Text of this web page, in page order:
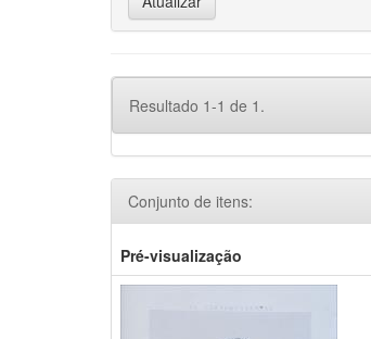
Resultado 1-1 de 1.
Conjunto de itens:
Pré-visualização